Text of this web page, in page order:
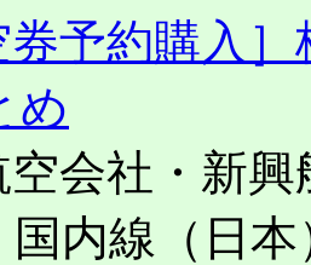
券予約購入
め
空会社・新
国内線（日